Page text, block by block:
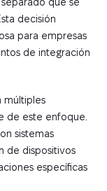
decisión
para empresas
de integración
múltiples
de este enfoque.
sistemas
de dispositivos
específicas